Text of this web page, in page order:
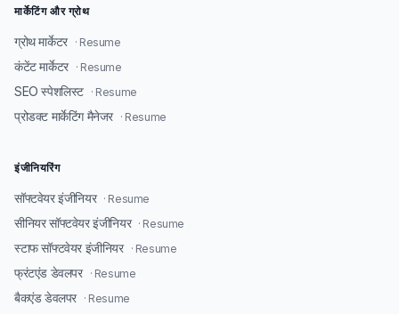
मार्केटिंग और ग्रोथ
ग्रोथ मार्केटर · Resume
कंटेंट मार्केटर · Resume
SEO स्पेशलिस्ट · Resume
प्रोडक्ट मार्केटिंग मैनेजर · Resume
इंजीनियरिंग
सॉफ्टवेयर इंजीनियर · Resume
सीनियर सॉफ्टवेयर इंजीनियर · Resume
स्टाफ सॉफ्टवेयर इंजीनियर · Resume
फ्रंटएंड डेवलपर · Resume
बैकएंड डेवलपर · Resume